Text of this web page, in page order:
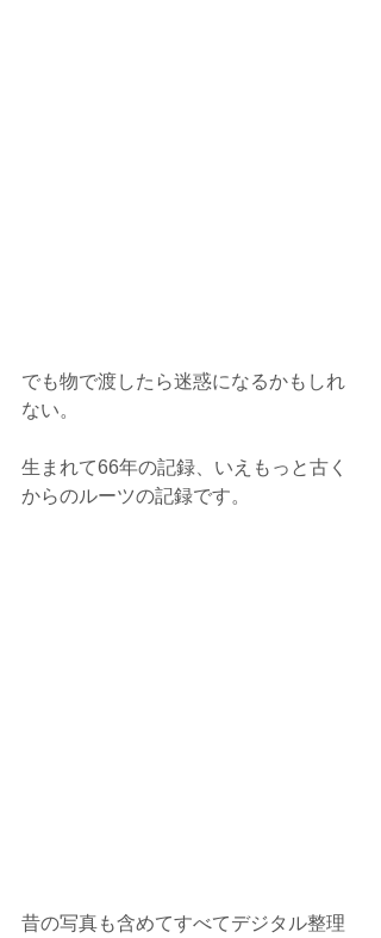
でも物で渡したら迷惑になるかもしれ
ない。
生まれて66年の記録、いえもっと古く
からのルーツの記録です。
昔の写真も含めてすべてデジタル整理